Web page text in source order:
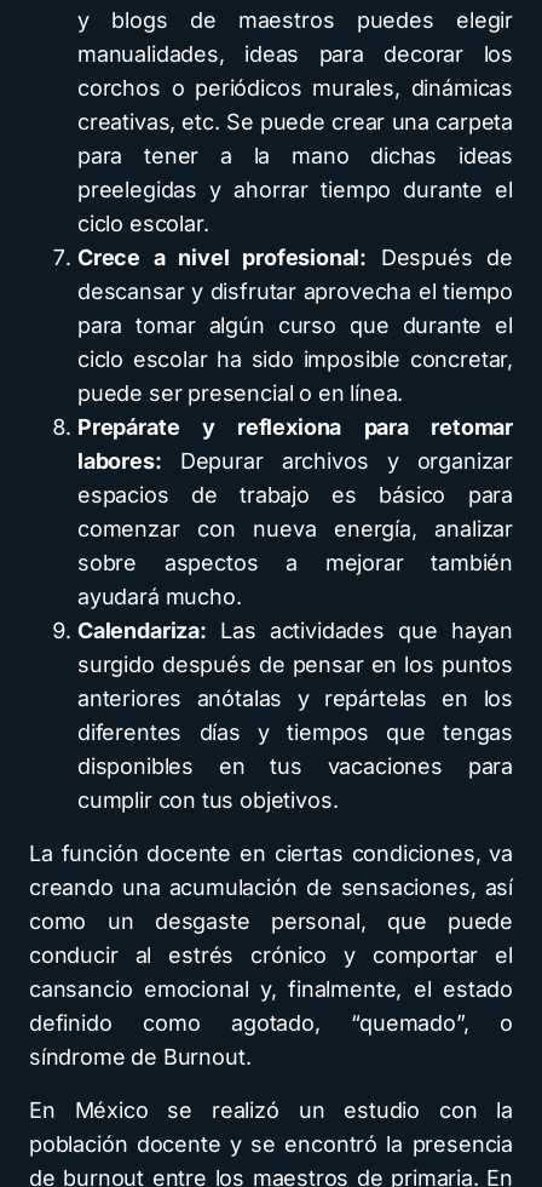
y blogs de maestros puedes elegir
manualidades, ideas para decorar los
corchos o periódicos murales, dinámicas
creativas, etc. Se puede crear una carpeta
para tener a la mano dichas ideas
preelegidas y ahorrar tiempo durante el
ciclo escolar.
Crece a nivel profesional: Después de
descansar y disfrutar aprovecha el tiempo
para tomar algún curso que durante el
ciclo escolar ha sido imposible concretar,
puede ser presencial o en línea.
Prepárate y reflexiona para retomar
labores: Depurar archivos y organizar
espacios de trabajo es básico para
comenzar con nueva energía, analizar
sobre aspectos a mejorar también
ayudará mucho.
Calendariza: Las actividades que hayan
surgido después de pensar en los puntos
anteriores anótalas y repártelas en los
diferentes días y tiempos que tengas
disponibles en tus vacaciones para
cumplir con tus objetivos.
La función docente en ciertas condiciones, va
creando una acumulación de sensaciones, así
como un desgaste personal, que puede
conducir al estrés crónico y comportar el
cansancio emocional y, finalmente, el estado
definido como agotado, “quemado”, o
síndrome de Burnout.
En México se realizó un estudio con la
población docente y se encontró la presencia
de burnout entre los maestros de primaria. En